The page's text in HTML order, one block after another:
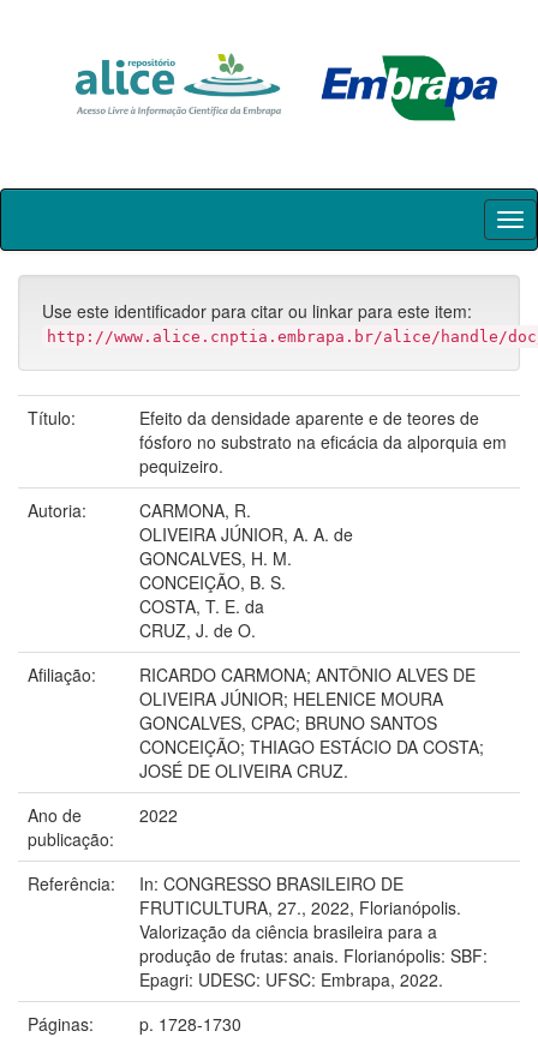
Skip
Use este identificador para citar ou linkar para este item:
http://www.alice.cnptia.embrapa.br/alice/handle/doc/
Título:
Efeito da densidade aparente e de teores de
fósforo no substrato na eficácia da alporquia em
pequizeiro.
Autoria:
CARMONA, R.
OLIVEIRA JÚNIOR, A. A. de
GONCALVES, H. M.
CONCEIÇÃO, B. S.
COSTA, T. E. da
CRUZ, J. de O.
Afiliação:
RICARDO CARMONA; ANTÔNIO ALVES DE
OLIVEIRA JÚNIOR; HELENICE MOURA
GONCALVES, CPAC; BRUNO SANTOS
CONCEIÇÃO; THIAGO ESTÁCIO DA COSTA;
JOSÉ DE OLIVEIRA CRUZ.
Ano de
publicação:
2022
Referência:
In: CONGRESSO BRASILEIRO DE
FRUTICULTURA, 27., 2022, Florianópolis.
Valorização da ciência brasileira para a
produção de frutas: anais. Florianópolis: SBF:
Epagri: UDESC: UFSC: Embrapa, 2022.
Páginas:
p. 1728-1730